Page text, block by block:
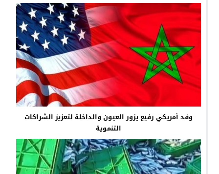
وفد أمريكي رفيع يزور العيون والداخلة لتعزيز الشراكات
التنموية